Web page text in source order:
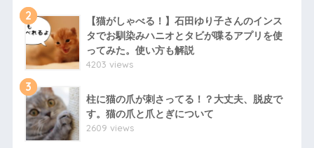
2
【猫がしゃべる！】石田ゆり子さんのインス
タでお馴染みハニオとタビが喋るアプリを使
ってみた。使い方も解説
4203 views
3
柱に猫の爪が刺さってる！？大丈夫、脱皮で
す。猫の爪と爪とぎについて
2609 views